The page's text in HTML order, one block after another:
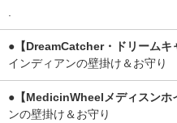
.
●【DreamCatcher・ドリームキ
インディアンの壁掛け＆お守り
●【MedicinWheelメディスンホ
ンの壁掛け＆お守り